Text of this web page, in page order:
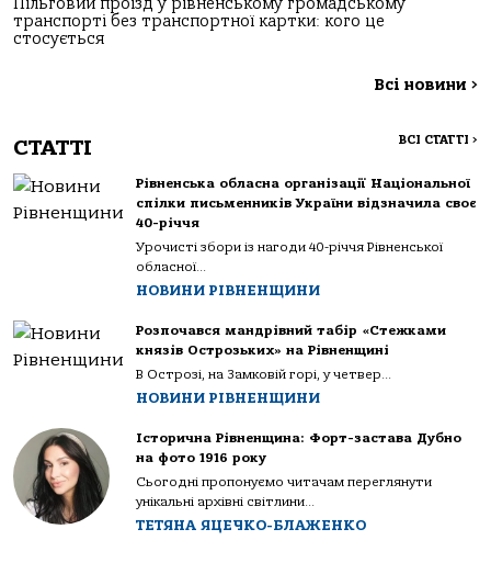
Пільговий проїзд у рівненському громадському
транспорті без транспортної картки: кого це
стосується
Всі новини >
СТАТТІ ВСІ СТАТТІ >
Рівненська обласна організації Національної
спілки письменників України відзначила своє
40-річчя
Урочисті збори із нагоди 40-річчя Рівненської
обласної...
НОВИНИ РІВНЕНЩИНИ
Розпочався мандрівний табір «Стежками
князів Острозьких» на Рівненщині
В Острозі, на Замковій горі, у четвер...
НОВИНИ РІВНЕНЩИНИ
Історична Рівненщина: Форт-застава Дубно
на фото 1916 року
Сьогодні пропонуємо читачам переглянути
унікальні архівні світлини...
ТЕТЯНА ЯЦЕЧКО-БЛАЖЕНКО